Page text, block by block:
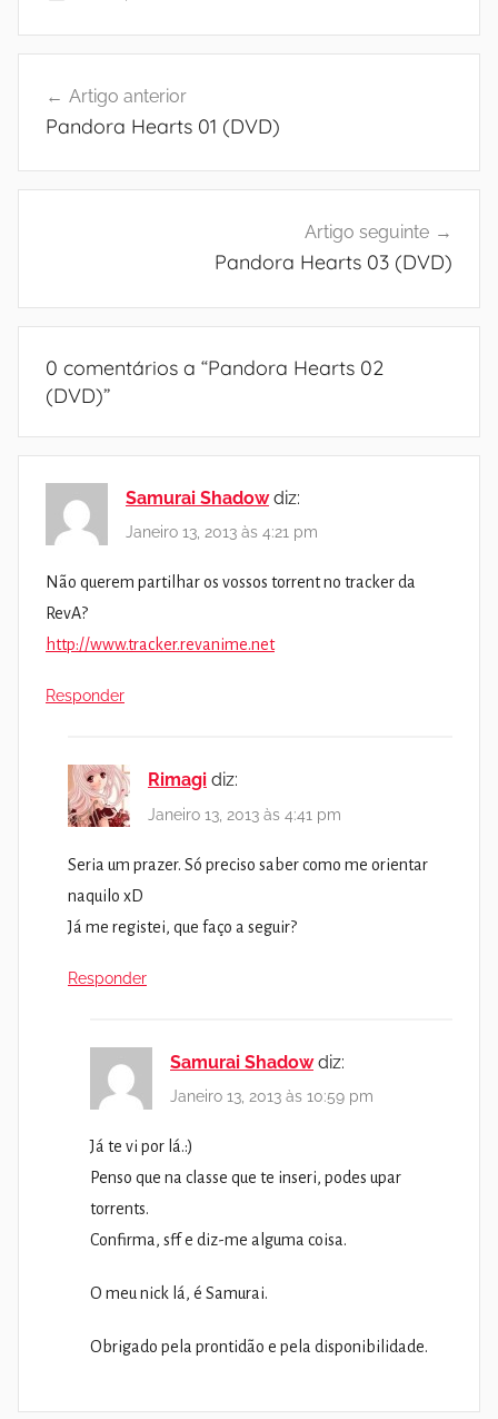
de
Artigo anterior
Pandora Hearts 01 (DVD)
Artigo seguinte
Pandora Hearts 03 (DVD)
0 comentários a “Pandora Hearts 02
(DVD)”
Samurai Shadow diz:
Janeiro 13, 2013 às 4:21 pm
Não querem partilhar os vossos torrent no tracker da
RevA?
http://www.tracker.revanime.net
Responder
Rimagi diz:
Janeiro 13, 2013 às 4:41 pm
Seria um prazer. Só preciso saber como me orientar
naquilo xD
Já me registei, que faço a seguir?
Responder
Samurai Shadow diz:
Janeiro 13, 2013 às 10:59 pm
Já te vi por lá.:)
Penso que na classe que te inseri, podes upar
torrents.
Confirma, sff e diz-me alguma coisa.
O meu nick lá, é Samurai.
Obrigado pela prontidão e pela disponibilidade.